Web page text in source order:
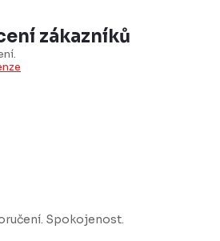
zákazníků
Spokojenost.